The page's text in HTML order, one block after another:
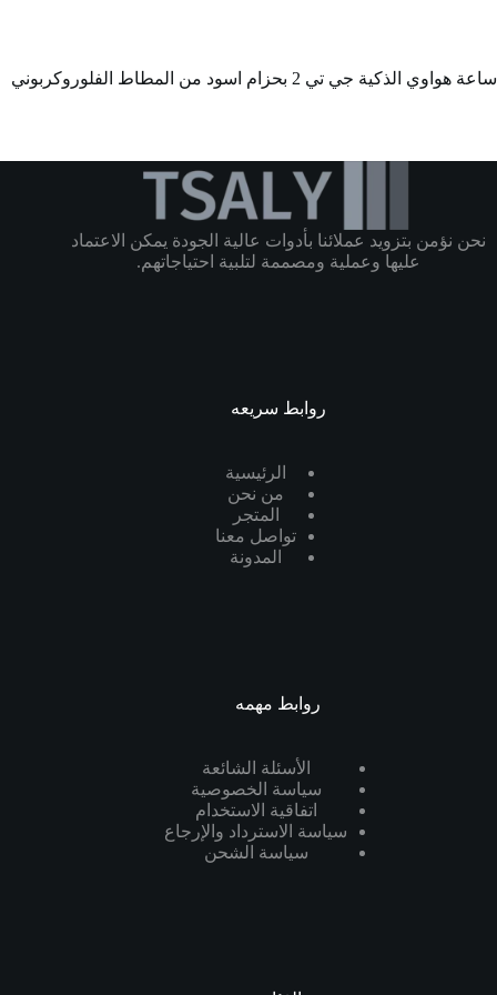
ساعة هواوي الذكية جي تي 2 بحزام اسود من المطاط الفلوروكربوني
نحن نؤمن بتزويد عملائنا بأدوات عالية الجودة يمكن الاعتماد
عليها وعملية ومصممة لتلبية احتياجاتهم.
روابط سريعه
الرئيسية
من نحن
المتجر
تواصل معنا
المدونة
روابط مهمه
الأسئلة الشائعة
سياسة الخصوصية
اتفاقية الاستخدام
سياسة الاسترداد والإرجاع
سياسة الشحن